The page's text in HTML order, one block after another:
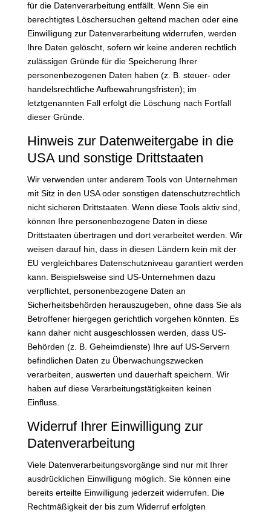
für die Datenverarbeitung entfällt. Wenn Sie ein
berechtigtes Löschersuchen geltend machen oder eine
Einwilligung zur Datenverarbeitung widerrufen, werden
Ihre Daten gelöscht, sofern wir keine anderen rechtlich
zulässigen Gründe für die Speicherung Ihrer
personenbezogenen Daten haben (z. B. steuer- oder
handelsrechtliche Aufbewahrungsfristen); im
letztgenannten Fall erfolgt die Löschung nach Fortfall
dieser Gründe.
Hinweis zur Datenweitergabe in die
USA und sonstige Drittstaaten
Wir verwenden unter anderem Tools von Unternehmen
mit Sitz in den USA oder sonstigen datenschutzrechtlich
nicht sicheren Drittstaaten. Wenn diese Tools aktiv sind,
können Ihre personenbezogene Daten in diese
Drittstaaten übertragen und dort verarbeitet werden. Wir
weisen darauf hin, dass in diesen Ländern kein mit der
EU vergleichbares Datenschutzniveau garantiert werden
kann. Beispielsweise sind US-Unternehmen dazu
verpflichtet, personenbezogene Daten an
Sicherheitsbehörden herauszugeben, ohne dass Sie als
Betroffener hiergegen gerichtlich vorgehen könnten. Es
kann daher nicht ausgeschlossen werden, dass US-
Behörden (z. B. Geheimdienste) Ihre auf US-Servern
befindlichen Daten zu Überwachungszwecken
verarbeiten, auswerten und dauerhaft speichern. Wir
haben auf diese Verarbeitungstätigkeiten keinen
Einfluss.
Widerruf Ihrer Einwilligung zur
Datenverarbeitung
Viele Datenverarbeitungsvorgänge sind nur mit Ihrer
ausdrücklichen Einwilligung möglich. Sie können eine
bereits erteilte Einwilligung jederzeit widerrufen. Die
Rechtmäßigkeit der bis zum Widerruf erfolgten